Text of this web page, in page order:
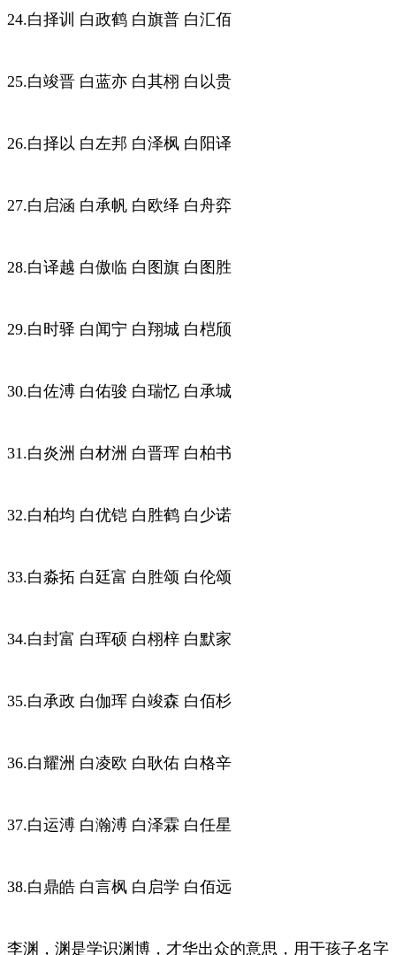
24.白择训 白政鹤 白旗普 白汇佰
25.白竣晋 白蓝亦 白其栩 白以贵
26.白择以 白左邦 白泽枫 白阳译
27.白启涵 白承帆 白欧绎 白舟弈
28.白译越 白傲临 白图旗 白图胜
29.白时驿 白闻宁 白翔城 白桤颀
30.白佐溥 白佑骏 白瑞忆 白承城
31.白炎洲 白材洲 白晋珲 白柏书
32.白柏均 白优铠 白胜鹤 白少诺
33.白淼拓 白廷富 白胜颂 白伦颂
34.白封富 白珲硕 白栩梓 白默家
35.白承政 白伽珲 白竣森 白佰杉
36.白耀洲 白凌欧 白耿佑 白格辛
37.白运溥 白瀚溥 白泽霖 白任星
38.白鼎皓 白言枫 白启学 白佰远
李渊，渊是学识渊博，才华出众的意思，用于孩子名字